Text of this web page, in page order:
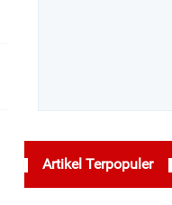
Artikel Terpopuler